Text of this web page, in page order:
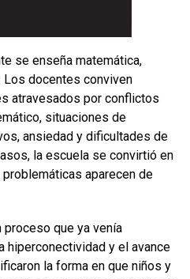
se enseña matemática,
Los docentes conviven
atravesados por conflictos
situaciones de
ansiedad y dificultades de
la escuela se convirtió en
aparecen de
proceso que ya venía
hiperconectividad y el avance
la forma en que niños y